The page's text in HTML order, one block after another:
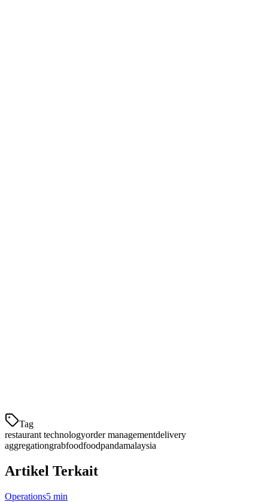
Tag
restaurant technologyorder managementdelivery
aggregationgrabfoodfoodpandamalaysia
Artikel Terkait
Operations5 min